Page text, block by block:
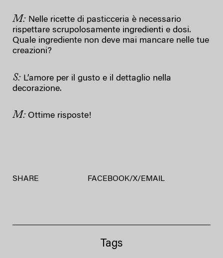
M: Nelle ricette di pasticceria è necessario
rispettare scrupolosamente ingredienti e dosi.
Quale ingrediente non deve mai mancare nelle tue
creazioni?
S: L’amore per il gusto e il dettaglio nella
decorazione.
M: Ottime risposte!
SHARE FACEBOOK/X/EMAIL
Tags